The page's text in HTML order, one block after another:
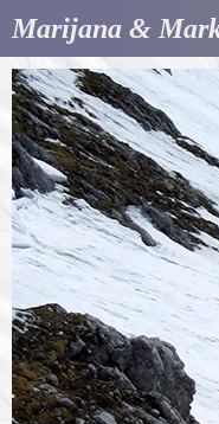
Marijana &